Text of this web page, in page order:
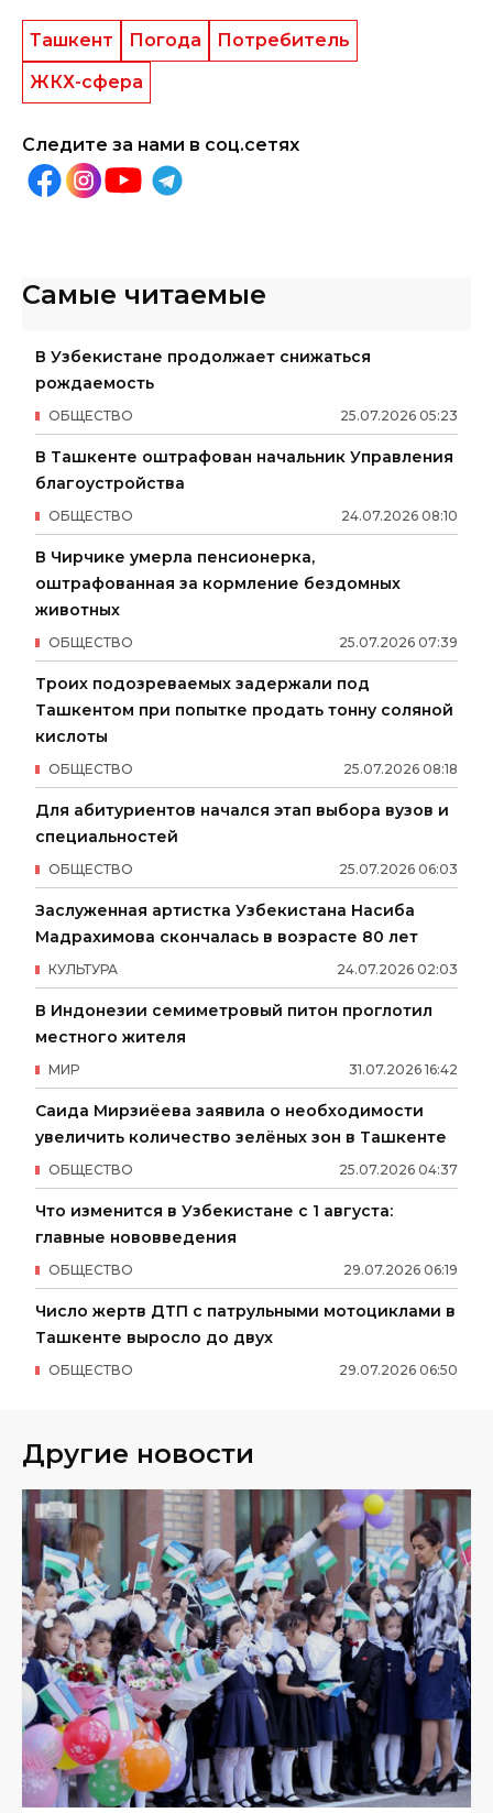
Ташкент Погода
Потребитель
ЖКХ-сфера
Следите за нами в соц.сетях
Самые читаемые
В Узбекистане продолжает снижаться
рождаемость
25.07.2026 05:23
ОБЩЕСТВО
В Ташкенте оштрафован начальник Управления
благоустройства
24.07.2026 08:10
ОБЩЕСТВО
В Чирчике умерла пенсионерка,
оштрафованная за кормление бездомных
животных
25.07.2026 07:39
ОБЩЕСТВО
Троих подозреваемых задержали под
Ташкентом при попытке продать тонну соляной
кислоты
25.07.2026 08:18
ОБЩЕСТВО
Для абитуриентов начался этап выбора вузов и
специальностей
25.07.2026 06:03
ОБЩЕСТВО
Заслуженная артистка Узбекистана Насиба
Мадрахимова скончалась в возрасте 80 лет
24.07.2026 02:03
КУЛЬТУРА
В Индонезии семиметровый питон проглотил
местного жителя
31.07.2026 16:42
МИР
Саида Мирзиёева заявила о необходимости
увеличить количество зелёных зон в Ташкенте
25.07.2026 04:37
ОБЩЕСТВО
Что изменится в Узбекистане с 1 августа:
главные нововведения
29.07.2026 06:19
ОБЩЕСТВО
Число жертв ДТП с патрульными мотоциклами в
Ташкенте выросло до двух
29.07.2026 06:50
ОБЩЕСТВО
Другие новости